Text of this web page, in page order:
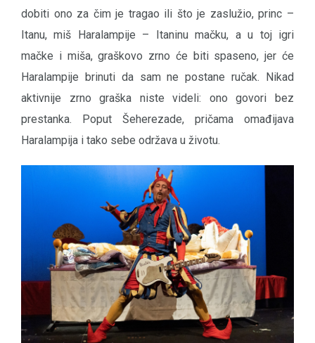
dobiti ono za čim je tragao ili što je zaslužio, princ –
Itanu, miš Haralampije – Itaninu mačku, a u toj igri
mačke i miša, graškovo zrno će biti spaseno, jer će
Haralampije brinuti da sam ne postane ručak. Nikad
aktivnije zrno graška niste videli: ono govori bez
prestanka. Poput Šeherezade, pričama omađijava
Haralampija i tako sebe održava u životu.